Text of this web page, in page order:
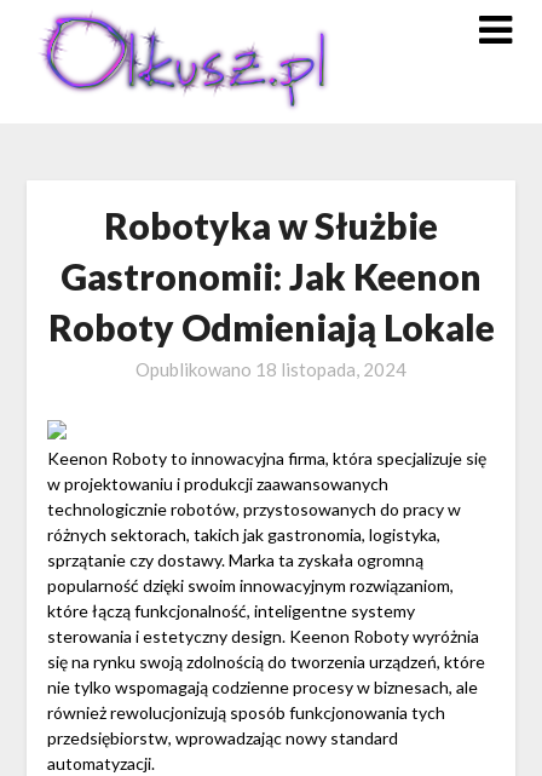
content
Robotyka w Służbie
Gastronomii: Jak Keenon
Roboty Odmieniają Lokale
Opublikowano 18 listopada, 2024
Keenon Roboty to innowacyjna firma, która specjalizuje się
w projektowaniu i produkcji zaawansowanych
technologicznie robotów, przystosowanych do pracy w
różnych sektorach, takich jak gastronomia, logistyka,
sprzątanie czy dostawy. Marka ta zyskała ogromną
popularność dzięki swoim innowacyjnym rozwiązaniom,
które łączą funkcjonalność, inteligentne systemy
sterowania i estetyczny design. Keenon Roboty wyróżnia
się na rynku swoją zdolnością do tworzenia urządzeń, które
nie tylko wspomagają codzienne procesy w biznesach, ale
również rewolucjonizują sposób funkcjonowania tych
przedsiębiorstw, wprowadzając nowy standard
automatyzacji.